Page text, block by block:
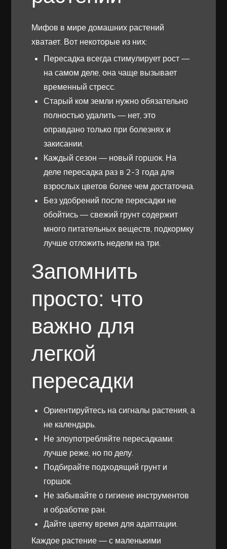
Мифов в мире домашних растений
хватает. Вот некоторые из них:
Пересадка всегда стимулирует рост —
на самом деле, она чаще вызывает
временный стресс.
Старый ком земли нужно обязательно
полностью удалить — нет, это
оправдано только при болезнях и
закисании.
Каждый сезон — новый горшок. На
деле пересадка раз в 2-3 года для
взрослых цветов более чем достаточна.
Без удобрений после пересадки не
обойтись — свежий грунт содержит
много питательных веществ, подкормку
лучше отложить недели на три.
Запомнить
просто: что
важно для
легкой
пересадки
Ориентируйтесь на сигналы растения, а
не календарь.
Не злоупотребляйте пересадками:
лучше реже, но по делу.
Подбирайте подходящий грунт и
горшок.
Не забывайте о гигиене инструментов
и обработке ран.
Дайте цветку время для адаптации.
Каждое растение — с маленькими